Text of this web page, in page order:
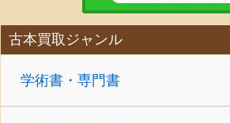
古本買取ジャンル
学術書・専門書